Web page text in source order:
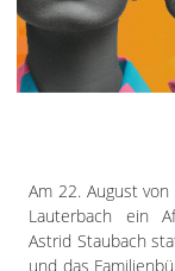
Am 22. August
Lauterbach ein
Astrid Staubach
und das